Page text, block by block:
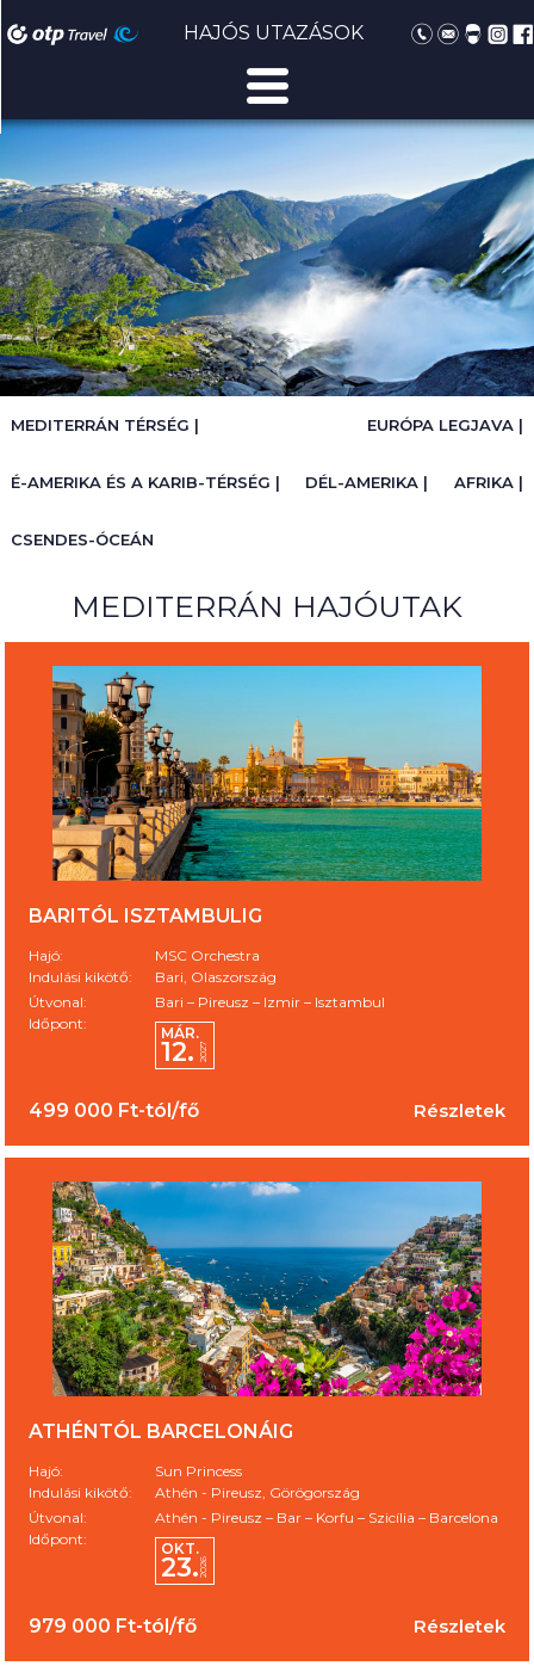
HAJÓS UTAZÁSOK
MEDITERRÁN TÉRSÉG | EURÓPA LEGJAVA |
É-AMERIKA ÉS A KARIB-TÉRSÉG | DÉL-AMERIKA | AFRIKA |
CSENDES-ÓCEÁN
MEDITERRÁN HAJÓUTAK
BARITÓL ISZTAMBULIG
Hajó:
MSC Orchestra
Indulási kikötő:
Bari, Olaszország
Útvonal:
Bari – Pireusz – Izmir – Isztambul
Időpont:
2027
MÁR.
12.
499 000 Ft-tól/fő Részletek
ATHÉNTÓL BARCELONÁIG
Hajó:
Sun Princess
Indulási kikötő:
Athén - Pireusz, Görögország
Útvonal:
Athén - Pireusz – Bar – Korfu – Szicília – Barcelona
Időpont:
2026
OKT.
23.
979 000 Ft-tól/fő Részletek